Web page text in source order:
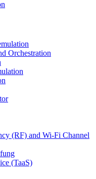
Orchestration
(RF) and Wi-Fi Channel
(TaaS)